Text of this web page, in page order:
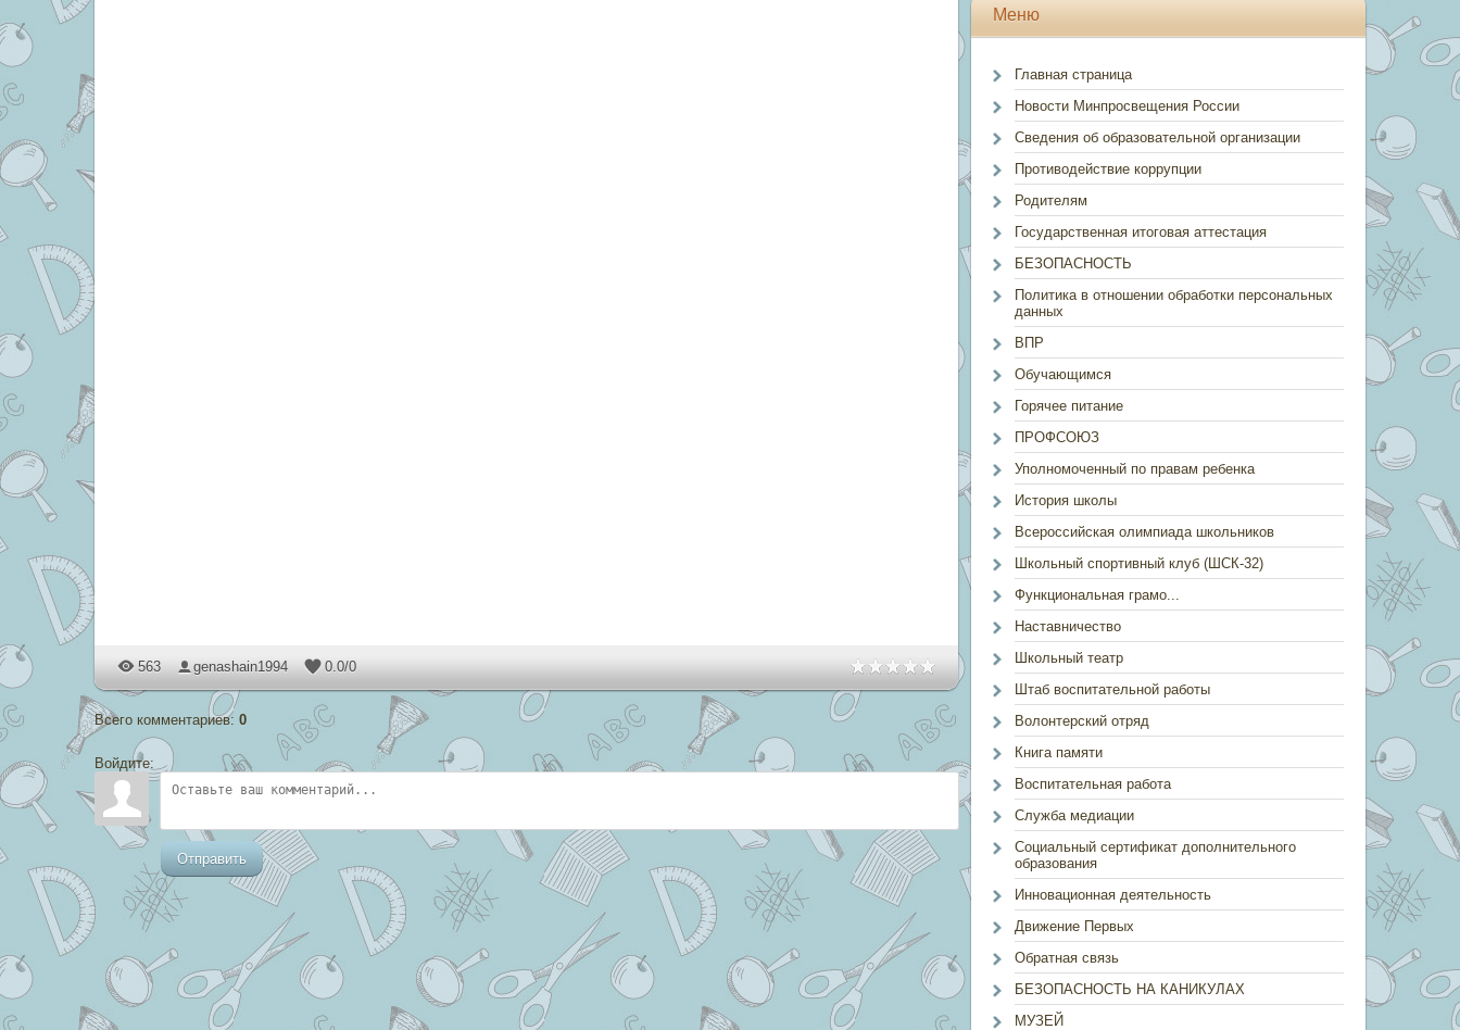
563 genashain1994 0.0/0
Всего комментариев: 0
Войдите:
Отправить
Меню
Главная страница
Новости Минпросвещения России
Сведения об образовательной организации
Противодействие коррупции
Родителям
Государственная итоговая аттестация
БЕЗОПАСНОСТЬ
Политика в отношении обработки персональных
данных
ВПР
Обучающимся
Горячее питание
ПРОФСОЮЗ
Уполномоченный по правам ребенка
История школы
Всероссийская олимпиада школьников
Школьный спортивный клуб (ШСК-32)
Функциональная грамо...
Наставничество
Школьный театр
Штаб воспитательной работы
Волонтерский отряд
Книга памяти
Воспитательная работа
Служба медиации
Социальный сертификат дополнительного
образования
Инновационная деятельность
Движение Первых
Обратная связь
БЕЗОПАСНОСТЬ НА КАНИКУЛАХ
МУЗЕЙ